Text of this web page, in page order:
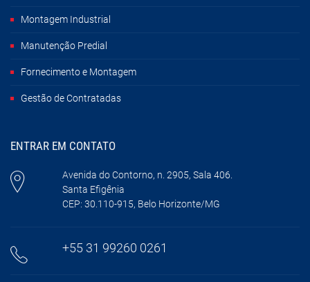
Montagem Industrial
Manutenção Predial
Fornecimento e Montagem
Gestão de Contratadas
ENTRAR EM CONTATO
Avenida do Contorno, n. 2905, Sala 406.
Santa Efigênia
CEP: 30.110-915, Belo Horizonte/MG
+55 31 99260 0261